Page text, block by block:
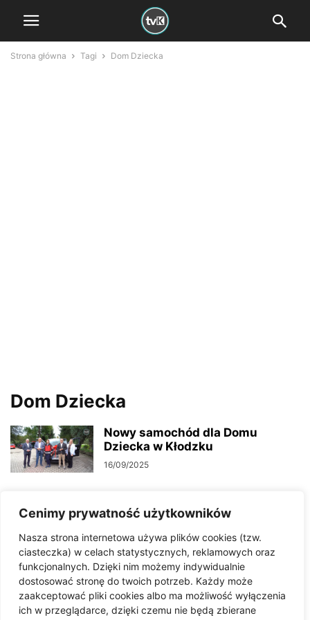
Cenimy prywatność użytkowników
Nasza strona internetowa używa plików cookies (tzw.
ciasteczka) w celach statystycznych, reklamowych oraz
funkcjonalnych. Dzięki nim możemy indywidualnie
dostosować stronę do twoich potrzeb. Każdy może
zaakceptować pliki cookies albo ma możliwość wyłączenia
ich w przeglądarce, dzięki czemu nie będą zbierane
Strona główna Tagi Dom Dziecka
Dom Dziecka
Nowy samochód dla Domu
Dziecka w Kłodzku
16/09/2025
Rozpoczął się kompleksowy
Dzieci będą mogły...
23/05/2025
Zarząd Powiatu Kłodzkiego
ogłosił plany budowy nowego